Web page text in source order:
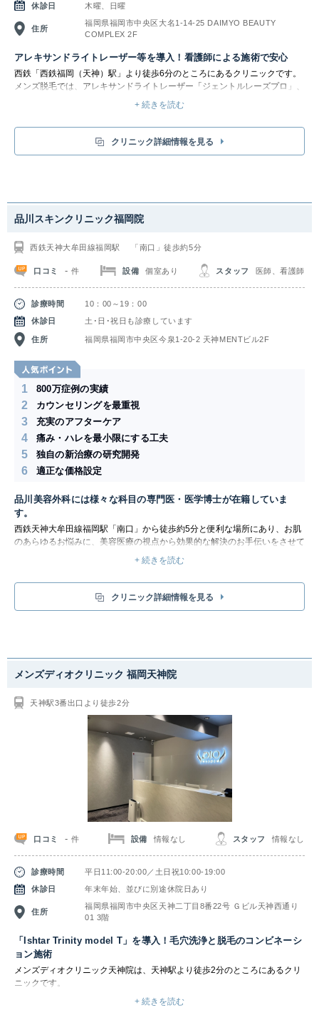
休診日
木曜、日曜
住所
福岡県福岡市中央区大名1-14-25 DAIMYO BEAUTY
COMPLEX 2F
アレキサンドライトレーザー等を導入！看護師による施術で安心
西鉄「西鉄福岡（天神）駅」より徒歩6分のところにあるクリニックです。
メンズ脱毛では、アレキサンドライトレーザー「ジェントルレーズプロ」、
アレキサンドライトレーザー「ジェントルレーズ」、ダイオードレーザー
｢ラインスキャン808｣といった最新脱毛機を導入しています。毛質に合わせ
て細かな設定が可能となっており、冷却ガスの噴射で熱と痛みを緩和しなが
ら施術できます。そのため「メンズ脱毛が初めてで不安…」という方も、お
料は無料です。さらに料金やメリットデメリットをきちんと全て説明してく
れるため、安心して施術が受けられます。
ない他、スタッフの技術不足で当てる箇所にムラができたりと全身脱毛に3
～5年も時間がかかってしまいます。しかしサクラアズクリニックで受けら
れる医療レーザー脱毛では、最短8ヵ月で終了することが可能です。何度も
通うのは億劫な脱毛通いも、圧倒的に短期間で済ませられる点が人気となっ
+ 続きを読む
クリニック詳細情報を見る
品川スキンクリニック福岡院
西鉄天神大牟田線福岡駅 「南口」徒歩約5分
口コミ -件 設備 個室あり スタッフ 医師、看護師
診療時間
10：00～19：00
休診日
土･日･祝日も診療しています
住所 福岡県福岡市中央区今泉1-20-2 天神MENTビル2F
1 800万症例の実績
2 カウンセリングを最重視
3 充実のアフターケア
4 痛み・ハレを最小限にする工夫
5 独自の新治療の研究開発
6 適正な価格設定
品川美容外科には様々な科目の専門医・医学博士が在籍していま
す。
西鉄天神大牟田線福岡駅「南口」から徒歩約5分と便利な場所にあり、お肌
のあらゆるお悩みに、美容医療の視点から効果的な解決のお手伝いをさせて
スタッフ一同、居心地のよいクリニックづくりを目指しています。ぜひ、お
+ 続きを読む
クリニック詳細情報を見る
メンズディオクリニック 福岡天神院
天神駅3番出口より徒歩2分
口コミ -件 設備 情報なし スタッフ 情報なし
診療時間
平日11:00-20:00／土日祝10:00-19:00
休診日
年末年始、並びに別途休院日あり
住所
福岡県福岡市中央区天神二丁目8番22号 Ｇビル天神西通り
01 3階
「Ishtar Trinity model T」を導入！毛穴洗浄と脱毛のコンビネーシ
ョン施術
メンズディオクリニック天神院は、 天神駅より徒歩2分のところにあるクリ
ニックです。
脱毛治療では「Ishtar Trinity model T（イシュタルトリニティモデルT）」を
採用しています。「イシュタルトリニティモデルT」は、4つの異なるレー
+ 続きを読む